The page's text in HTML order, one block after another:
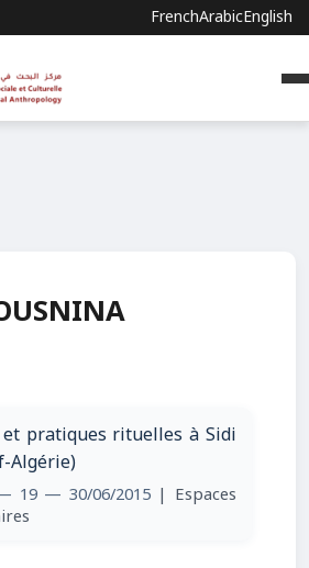
FrenchArabicEnglish
et pratiques rituelles à Sidi
Algérie)
19 — 30/06/2015 | Espaces